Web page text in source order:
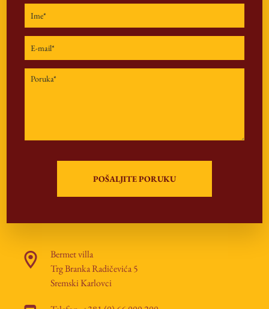
Bermet villa
Trg Branka Radičevića 5
Sremski Karlovci